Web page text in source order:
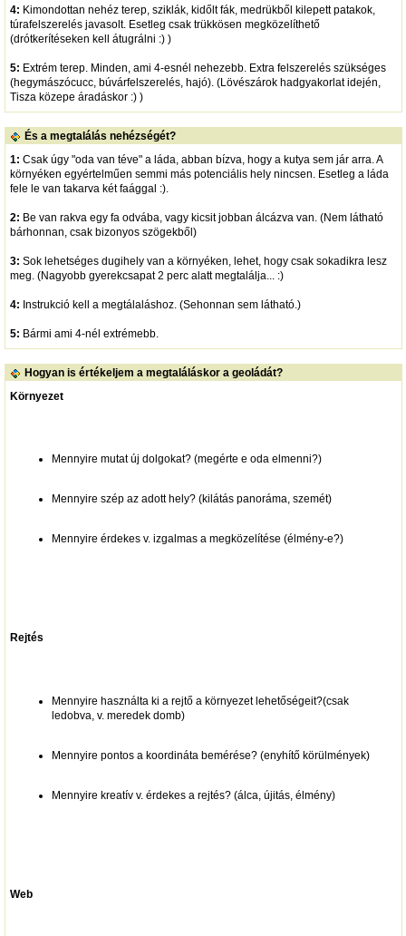
4: Kimondottan nehéz terep, sziklák, kidőlt fák, medrükből kilepett patakok,
túrafelszerelés javasolt. Esetleg csak trükkösen megközelíthető
(drótkerítéseken kell átugrálni :) )
5: Extrém terep. Minden, ami 4-esnél nehezebb. Extra felszerelés szükséges
(hegymászócucc, búvárfelszerelés, hajó). (Lövészárok hadgyakorlat idején,
Tisza közepe áradáskor :) )
És a megtalálás nehézségét?
1: Csak úgy "oda van téve" a láda, abban bízva, hogy a kutya sem jár arra. A
környéken egyértelműen semmi más potenciális hely nincsen. Esetleg a láda
fele le van takarva két faággal :).
2: Be van rakva egy fa odvába, vagy kicsit jobban álcázva van. (Nem látható
bárhonnan, csak bizonyos szögekből)
3: Sok lehetséges dugihely van a környéken, lehet, hogy csak sokadikra lesz
meg. (Nagyobb gyerekcsapat 2 perc alatt megtalálja... :)
4: Instrukció kell a megtálaláshoz. (Sehonnan sem látható.)
5: Bármi ami 4-nél extrémebb.
Hogyan is értékeljem a megtaláláskor a geoládát?
Környezet
Mennyire mutat új dolgokat? (megérte e oda elmenni?)
Mennyire szép az adott hely? (kilátás panoráma, szemét)
Mennyire érdekes v. izgalmas a megközelítése (élmény-e?)
Rejtés
Mennyire használta ki a rejtő a környezet lehetőségeit?(csak
ledobva, v. meredek domb)
Mennyire pontos a koordináta bemérése? (enyhítő körülmények)
Mennyire kreatív v. érdekes a rejtés? (álca, újitás, élmény)
Web